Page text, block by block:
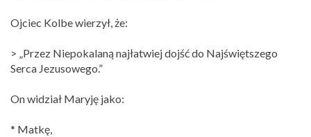
Ojciec Kolbe wierzył, że:
> „Przez Niepokalaną najłatwiej dojść do Najświętszego
Serca Jezusowego.”
On widział Maryję jako:
* Matkę,